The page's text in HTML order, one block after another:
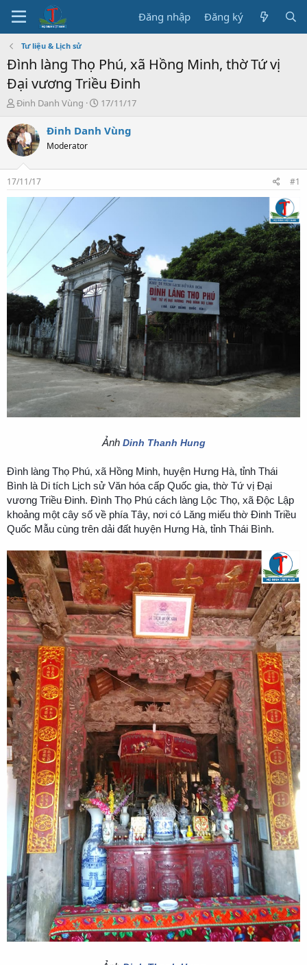
Đăng nhập Đăng ký
Tư liệu & Lịch sử
Đình làng Thọ Phú, xã Hồng Minh, thờ Tứ vị
Đại vương Triều Đinh
T
r
e
a
s
t
a
t
e
r
Đinh Danh Vùng
N
à
ầ
u
17/11/17
Đinh Danh Vùng
Moderator
17/11/17 #1
Ảnh Dinh Thanh Hung
Đình làng Thọ Phú, xã Hồng Minh, huyện Hưng Hà, tỉnh Thái
Bình là Di tích Lịch sử Văn hóa cấp Quốc gia, thờ Tứ vị Đại
vương Triều Đinh. Đình Thọ Phú cách làng Lộc Thọ, xã Độc Lập
khoảng một cây số về phía Tây, nơi có Lăng miếu thờ Đinh Triều
Quốc Mẫu cùng trên dải đất huyện Hưng Hà, tỉnh Thái Bình.